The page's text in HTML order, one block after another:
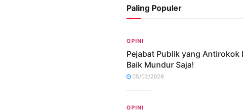
Paling Populer
OPINI
Pejabat Publik yang Antirokok
Baik Mundur Saja!
05/02/2026
OPINI